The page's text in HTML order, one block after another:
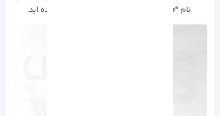
نام “FirstBackup” در سیستم خود ایجاد کرده اید.